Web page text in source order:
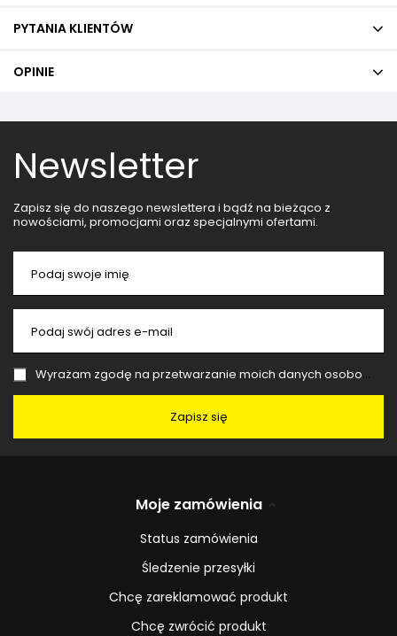
PYTANIA KLIENTÓW
OPINIE
Newsletter
Zapisz się do naszego newslettera i bądź na bieżąco z
nowościami, promocjami oraz specjalnymi ofertami.
Podaj swoje imię
Podaj swój adres e-mail
Wyrażam zgodę na przetwarzanie moich danych osobowych (adres e-mail) na potrzeby wysyłki newslettera z informacją handlową (marketing). Więcej w
Zapisz się
Moje zamówienia
Status zamówienia
Śledzenie przesyłki
Chcę zareklamować produkt
Chcę zwrócić produkt